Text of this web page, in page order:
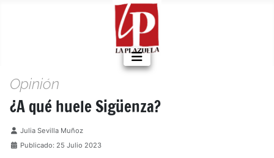
Opinión
¿A qué huele Sigüenza?
Detalles
Julia Sevilla Muñoz
Publicado: 25 Julio 2023